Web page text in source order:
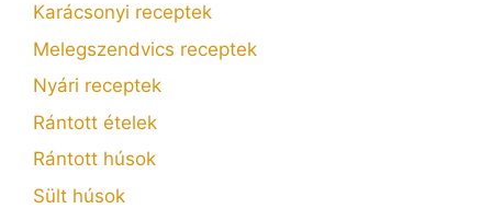
Karácsonyi receptek
Melegszendvics receptek
Nyári receptek
Rántott ételek
Rántott húsok
Sült húsok